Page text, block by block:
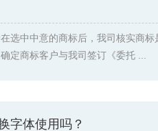
选中中意的商标后，我司核实商标
定商标客户与我司签订《委托 ...
字体使用吗？